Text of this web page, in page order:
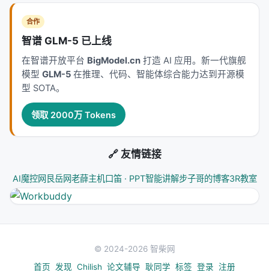
合作
智谱 GLM-5 已上线
在智谱开放平台 BigModel.cn 打造 AI 应用。新一代旗舰
模型 GLM-5 在推理、代码、智能体综合能力达到开源模
型 SOTA。
领取 2000万 Tokens
🔗 友情链接
AI魔控网 艮岳网老薛主机口笛 · PPT智能讲解步子哥的博客3R教室
© 2024-2026 智柴网
首页
发现 Chilish 论文辅导 耿同学 标签 登录 注册